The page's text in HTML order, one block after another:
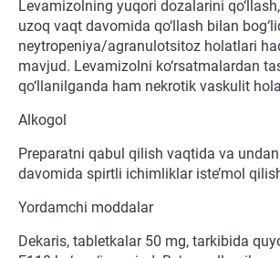
Levamizolning yuqori dozalarini
uzoq vaqt davomida qo‘llash bilan
neytropeniya/agranulotsitoz holatlari
mavjud. Levamizolni ko‘rsatmalardan
qo‘llanilganda ham nekrotik vaskulit
Alkogol
Preparatni qabul qilish vaqtida va
davomida spirtli ichimliklar iste’mol
Yordamchi moddalar
Dekaris, tabletkalar 50 mg, tarkibida